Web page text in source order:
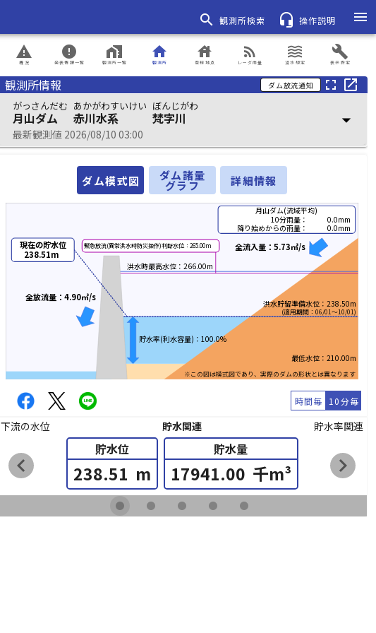
search 観測所検索 headset_mic 操作説明
menu
概況
report_problem
発表情報一覧
error
観測所一覧
home_work
観測所
home
登録地点
house
レーダ雨量
rss_feed
浸水想定
waves
表示設定
build
観測所情報
ダム放流通知 fullscreen open_in_new
がっさんだむ
月山ダム
あかがわすいけい
赤川水系
ぼんじがわ
梵字川
最新観測値 2026/08/10 03:00
arrow_drop_down
ダム模式図 ダム諸量
グラフ 詳細情報
※この図は模式図であり、実際のダムの形状とは異なります
洪水時最高水位：266.00m
緊急放流(異常洪水時防災操作)判断水位：265.00m
洪水貯留準備水位：238.50m
(適用期間：06/01～10/01)
最低水位：210.00m
貯水率(利水容量)：100.0%
現在の貯水位
238.51m
全流入量：5.73㎥/s
全放流量：4.90㎥/s
月山ダム(流域平均)
10分雨量：
0.0mm
降り始めからの雨量： 0.0mm
時間毎 10分毎
下流の水位 貯水関連 貯水率関連
貯水位
238.51 m
貯水量
17941.00 千m³
chevron_left chevron_right
fiber_manual_record fiber_manual_record fiber_manual_record fiber_manual_record fiber_manual_record